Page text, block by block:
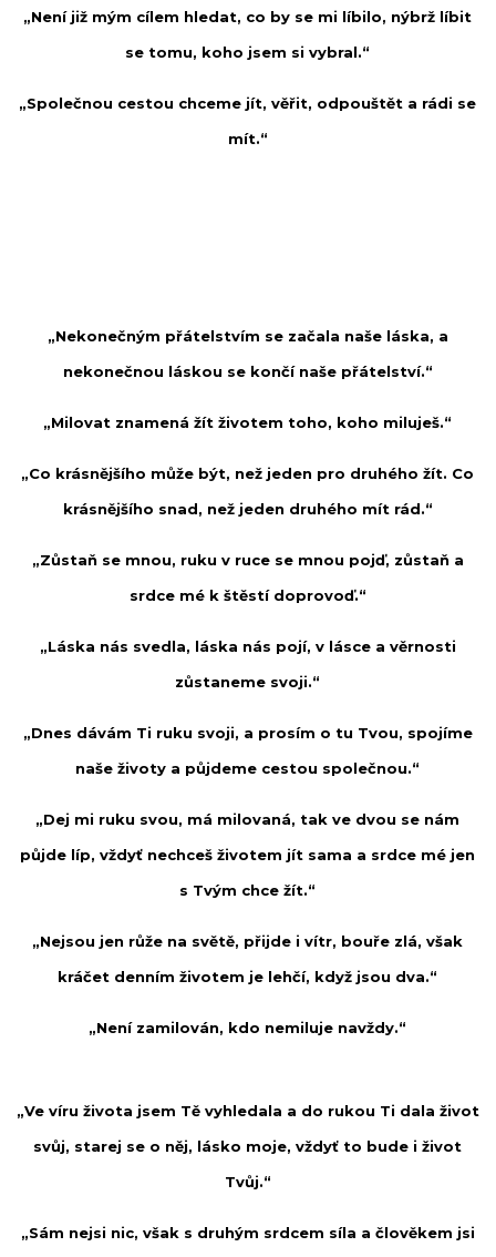
„Není již mým cílem hledat, co by se mi líbilo, nýbrž líbit
se tomu, koho jsem si vybral.“
„Společnou cestou chceme jít, věřit, odpouštět a rádi se
mít.“
„Nekonečným přátelstvím se začala naše láska, a
nekonečnou láskou se končí naše přátelství.“
„Milovat znamená žít životem toho, koho miluješ.“
„Co krásnějšího může být, než jeden pro druhého žít. Co
krásnějšího snad, než jeden druhého mít rád.“
„Zůstaň se mnou, ruku v ruce se mnou pojď, zůstaň a
srdce mé k štěstí doprovoď.“
„Láska nás svedla, láska nás pojí, v lásce a věrnosti
zůstaneme svoji.“
„Dnes dávám Ti ruku svoji, a prosím o tu Tvou, spojíme
naše životy a půjdeme cestou společnou.“
„Dej mi ruku svou, má milovaná, tak ve dvou se nám
půjde líp, vždyť nechceš životem jít sama a srdce mé jen
s Tvým chce žít.“
„Nejsou jen růže na světě, přijde i vítr, bouře zlá, však
kráčet denním životem je lehčí, když jsou dva.“
„Není zamilován, kdo nemiluje navždy.“
„Ve víru života jsem Tě vyhledala a do rukou Ti dala život
svůj, starej se o něj, lásko moje, vždyť to bude i život
Tvůj.“
„Sám nejsi nic, však s druhým srdcem síla a člověkem jsi